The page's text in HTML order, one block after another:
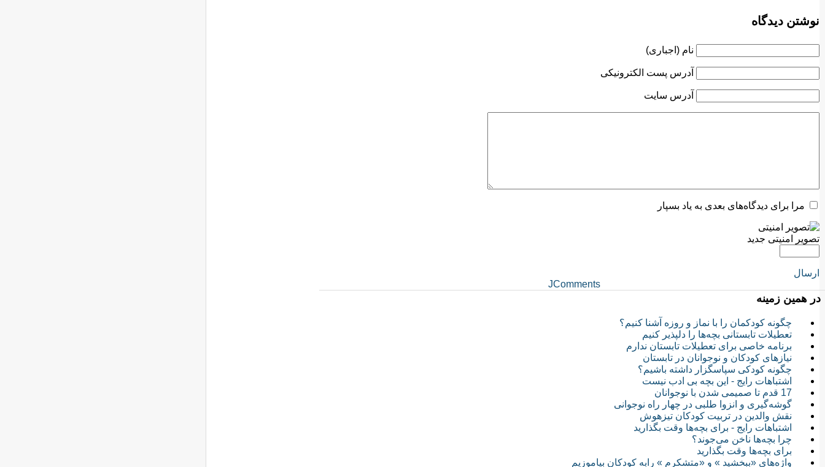
نوشتن دیدگاه
نام (اجباری)
آدرس پست الکترونیکی
آدرس سایت
مرا برای دیدگاه‌های بعدی به یاد بسپار
تصویر امنیتی جدید
ارسال
JComments
در همین زمینه
چگونه کودکمان را با نماز و روزه ‌آشنا کنیم؟
تعطیلات تابستانی بچه‌ها را دلپذیر كنیم‏
برنامه خاصی برای تعطیلات تابستان ندارم
نیازهای کودکان و نوجوانان در تابستان
چگونه کودکی سپاسگزار داشته باشیم؟
اشتباهات رایج - این بچه بی ادب نیست
17 قدم تا صمیمی شدن با نوجوانان
گوشه‌گیری و انزوا طلبی در چهار راه نوجوانی
نقش والدین در تربیت کودکان تیزهوش
اشتباهات رایج - برای بچه‌ها وقت بگذارید
چرا بچه‌ها ناخن می‌جوند؟
برای بچه‌ها وقت بگذارید
واژه‌هاي «ببخشيد ‏» و «متشکرم ‏» رابه کودکان بياموزيم